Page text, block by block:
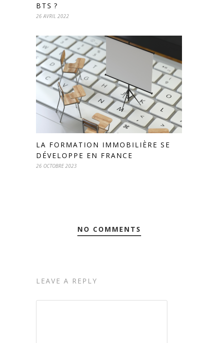
BTS ?
26 AVRIL 2022
LA FORMATION IMMOBILIÈRE SE
DÉVELOPPE EN FRANCE
26 OCTOBRE 2023
NO COMMENTS
LEAVE A REPLY